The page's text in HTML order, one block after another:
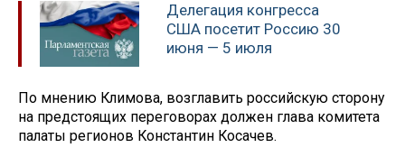
Делегация конгресса
США посетит Россию 30
июня — 5 июля
По мнению Климова, возглавить российскую сторону
на предстоящих переговорах должен глава комитета
палаты регионов Константин Косачев.